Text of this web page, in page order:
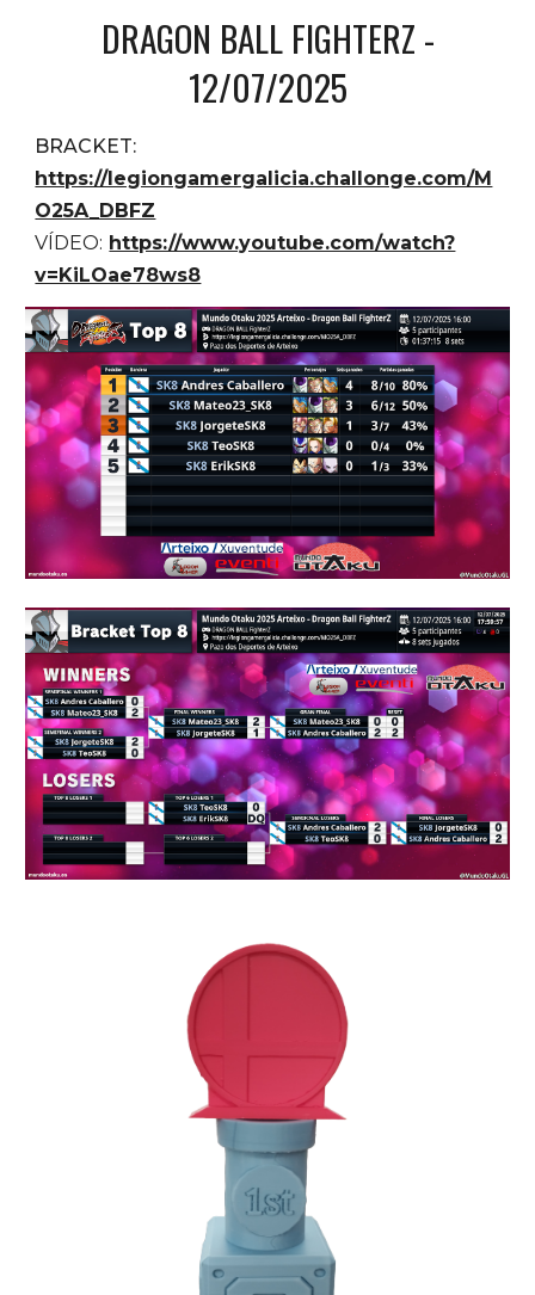
DRAGON BALL FIGHTERZ -
12/07/2025
BRACKET:
https://legiongamergalicia.challonge.com/M
O25A_DBFZ
VÍDEO: https://www.youtube.com/watch?
v=KiLOae78ws8